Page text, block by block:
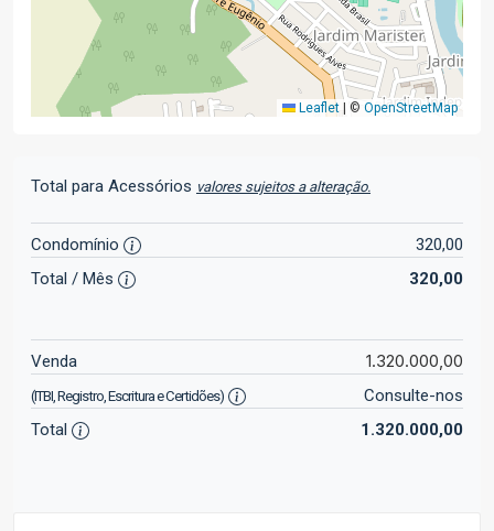
Leaflet © OpenStreetMap
Total para Acessórios valores sujeitos a alteração.
Condomínio
320,00
Total / Mês
320,00
Venda 1.320.000,00
(ITBI, Registro, Escritura e Certidões)
Consulte-nos
Total
1.320.000,00